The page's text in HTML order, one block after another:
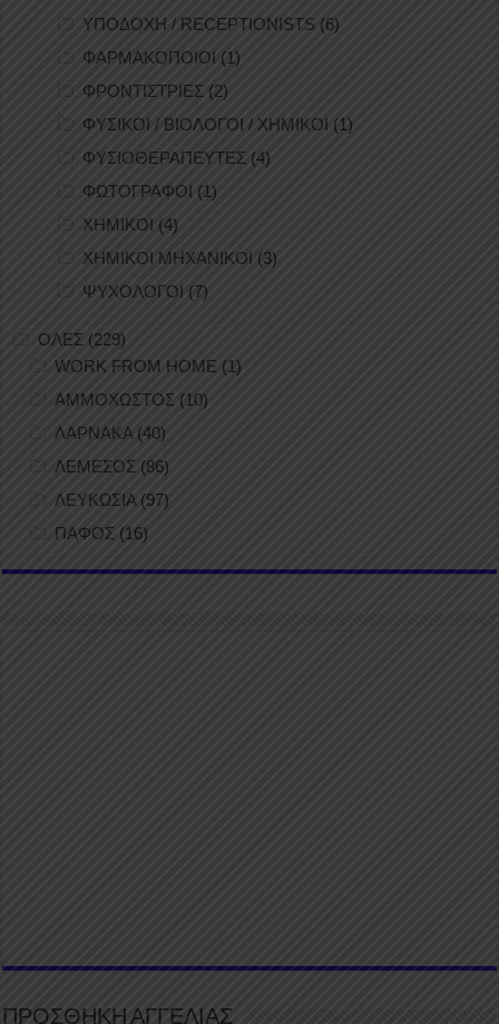
ΥΠΟΔΟΧΗ / RECEPTIONISTS (6)
ΦΑΡΜΑΚΟΠΟΙΟΙ (1)
ΦΡΟΝΤΙΣΤΡΙΕΣ (2)
ΦΥΣΙΚΟΙ / ΒΙΟΛΟΓΟΙ / ΧΗΜΙΚΟΙ (1)
ΦΥΣΙΟΘΕΡΑΠΕΥΤΕΣ (4)
ΦΩΤΟΓΡΑΦΟΙ (1)
ΧΗΜΙΚΟΙ (4)
ΧΗΜΙΚΟΙ ΜΗΧΑΝΙΚΟΙ (3)
ΨΥΧΟΛΟΓΟΙ (7)
ΟΛΕΣ (229)
WORK FROM HOME (1)
ΑΜΜΟΧΩΣΤΟΣ (10)
ΛΑΡΝΑΚΑ (40)
ΛΕΜΕΣΟΣ (86)
ΛΕΥΚΩΣΙΑ(97)
ΠΑΦΟΣ (16)
ΠΡΟΣΘΗΚΗ ΑΓΓΕΛΙΑΣ